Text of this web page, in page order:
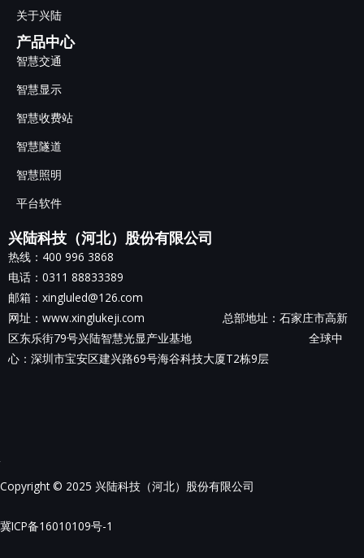
关于兴陆
产品中心
智慧交通
智慧显示
智慧收费站
智慧隧道
智慧照明
平台软件
兴陆科技（河北）股份有限公司
热线：400 996 3868
电话：0311 88833389
邮箱：xingluled@126.com
网址：www.xinglukeji.com 总部地址： 石家庄市高新
区东乐街79号兴陆智慧光显产业基地 全球中
心：深圳市宝安区建兴路69号海谷科技大厦T2栋9层
Copyright © 2025 兴陆科技（河北）股份有限公司
冀ICP备16010109号-1